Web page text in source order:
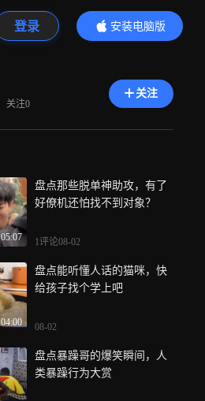
登录
安装电脑版
内容更精彩
关注0
关注
05:07
盘点那些脱单神助攻，有了
好僚机还怕找不到对象？
1评论08-02
04:00
盘点能听懂人话的猫咪，快
给孩子找个学上吧
08-02
盘点暴躁哥的爆笑瞬间，人
类暴躁行为大赏